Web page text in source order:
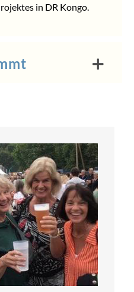
in DR Kongo.